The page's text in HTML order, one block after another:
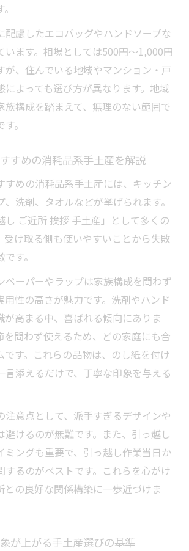
配慮したエコバッグやハンドソープな
います。相場としては500円～1,000円
が、住んでいる地域やマンション・戸
によっても選び方が異なります。地域
族構成を踏まえて、無理のない範囲で
。
すめの消耗品系手土産を解説
すめの消耗品系手土産には、キッチン
洗剤、タオルなどが挙げられます。
し ご近所 挨拶 手土産」として多くの
受け取る側も使いやすいことから失敗
す。
ペーパーやラップは家族構成を問わず
用性の高さが魅力です。洗剤やハンド
が高まる中、喜ばれる傾向にありま
を問わず使えるため、どの家庭にも合
です。これらの品物は、のし紙を付け
言添えるだけで、丁寧な印象を与える
注意点として、派手すぎるデザインや
避けるのが無難です。また、引っ越し
ミングも重要で、引っ越し作業当日か
するのがベストです。これらを心がけ
との良好な関係構築に一歩近づけま
が上がる手土産選びの基準